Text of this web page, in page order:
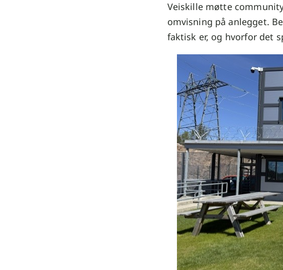
Veiskille møtte
omvisning på anlegget.
faktisk er, og hvorfor det